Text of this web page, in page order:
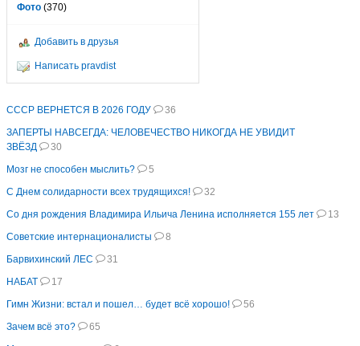
Фото (370)
Добавить в друзья
Написать pravdist
СССР ВЕРНЕТСЯ В 2026 ГОДУ
36
ЗАПЕРТЫ НАВСЕГДА: ЧЕЛОВЕЧЕСТВО НИКОГДА НЕ УВИДИТ
ЗВЁЗД
30
Мозг не способен мыслить?
5
С Днем солидарности всех трудящихся!
32
Со дня рождения Владимира Ильича Ленина исполняется 155 лет
13
Советские интернационалисты
8
Барвихинский ЛЕС
31
НАБАТ
17
Гимн Жизни: встал и пошел… будет всё хорошо!
56
Зачем всё это?
65